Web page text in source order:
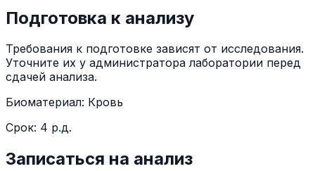
Подготовка к анализу
Требования к подготовке зависят от исследования.
Уточните их у администратора лаборатории перед
сдачей анализа.
Биоматериал: Кровь
Срок: 4 р.д.
Записаться на анализ